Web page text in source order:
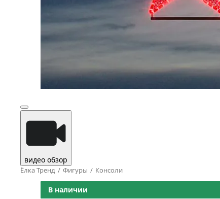
видео обзор
Ёлка Тренд Фигуры Консоли
В наличии